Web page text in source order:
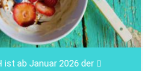
ist ab Januar 2026 der